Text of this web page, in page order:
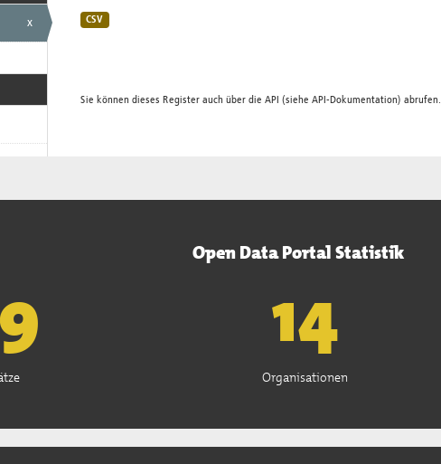
x CSV
Sie können dieses Register auch über die API (siehe API-Dokumentation) abrufen.
Open Data Portal Statistik
15
Organisationen